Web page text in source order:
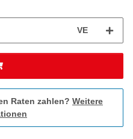
VE
Raten zahlen? Weitere